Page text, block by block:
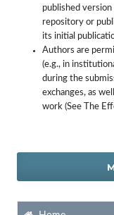
published
repository or
its initial
Authors are
(e.g., in
during the
exchanges, as
work (See The